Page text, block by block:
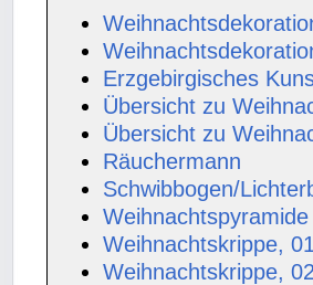
Erzgebirgisches
Übersicht zu
Übersicht zu
Räuchermann
Schwibbogen/
Weihnachtspyramide
Weihnachtskrippe,
Weihnachtskrippe,